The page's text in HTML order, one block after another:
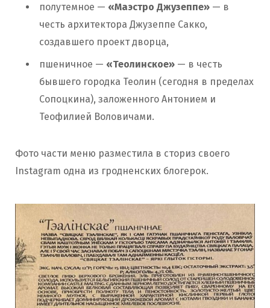
полутемное — «Маэстро Джузеппе» — в
честь архитектора Джузеппе Сакко,
создавшего проект дворца,
пшеничное — «Теолинское» — в честь
бывшего городка Теолин (сегодня в пределах
Сопоцкина), заложенного Антонием и
Теофилией Воловичами.
Фото части меню разместила в сториз своего
Instagram одна из гродненских блогерок.